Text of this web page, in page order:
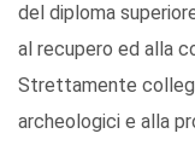
del diploma
al recupero ed alla
Strettamente
archeologici e alla